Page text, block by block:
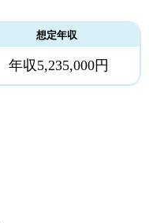
想定年収
年収5,235,000円